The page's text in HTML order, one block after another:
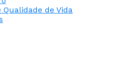
Qualidade de Vida